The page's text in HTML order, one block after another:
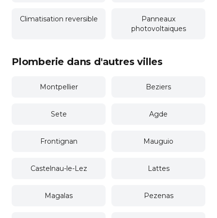
Climatisation reversible
Panneaux
photovoltaiques
Plomberie dans d'autres villes
Montpellier Beziers
Sete Agde
Frontignan Mauguio
Castelnau-le-Lez Lattes
Magalas Pezenas